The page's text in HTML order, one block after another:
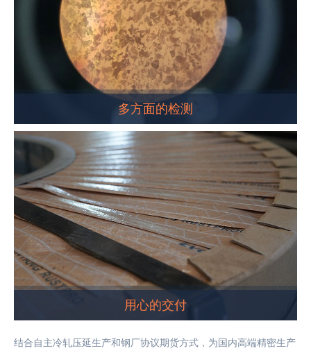
多方面的检测
用心的交付
结合自主冷轧压延生产和钢厂协议期货方式，为国内高端精密生产